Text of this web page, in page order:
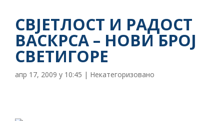
СВЈЕТЛОСТ И РАДОСТ
ВАСКРСА – НОВИ БРОЈ
СВЕТИГОРЕ
апр 17, 2009 у 10:45 | Некатегоризовано